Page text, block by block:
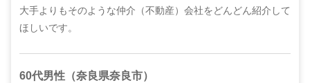
大手よりもそのような仲介（不動産）会社をどんどん紹介して
ほしいです。
60代男性 （奈良県奈良市）